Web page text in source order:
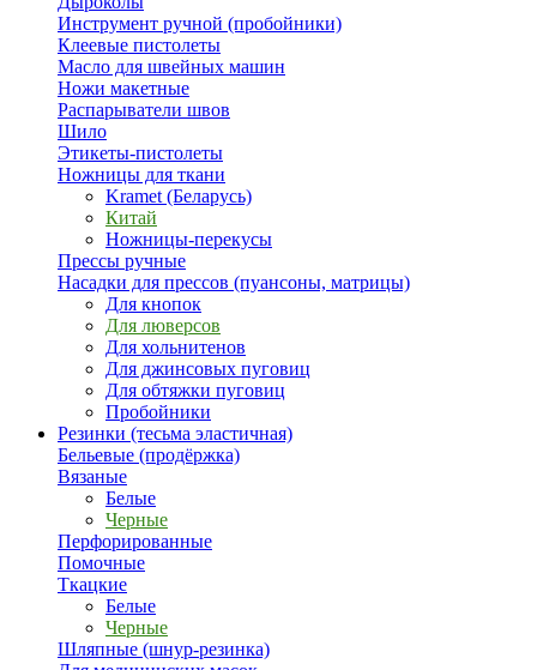
Инструмент ручной (пробойники)
Клеевые пистолеты
Масло для швейных машин
Ножи макетные
Распарыватели швов
Шило
Этикеты-пистолеты
Ножницы для ткани
Kramet (Беларусь)
Китай
Ножницы-перекусы
Прессы ручные
Насадки для прессов (пуансоны, матрицы)
Для кнопок
Для люверсов
Для хольнитенов
Для джинсовых пуговиц
Для обтяжки пуговиц
Пробойники
Резинки (тесьма эластичная)
Бельевые (продёржка)
Вязаные
Белые
Черные
Перфорированные
Помочные
Ткацкие
Белые
Черные
Шляпные (шнур-резинка)